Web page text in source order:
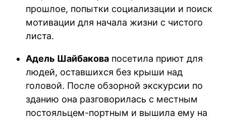
прошлое, попытки социализации и поиск
мотивации для начала жизни с чистого
листа.
Адель Шайбакова посетила приют для
людей, оставшихся без крыши над
головой. После обзорной экскурсии по
зданию она разговорилась с местным
постояльцем-портным и вышила ему на